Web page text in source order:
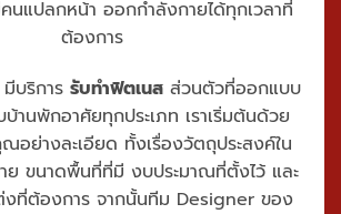
นแปลกหน้า ออกกำลังกายได้ทุกเวลาที่
ต้องการ
บริการ รับทำฟิตเนสส่วนตัวที่ออกแบบ
บ้านพักอาศัยทุกประเภท เราเริ่มต้นด้วย
อย่างละเอียด ทั้งเรื่องวัตถุประสงค์ใน
ย ขนาดพื้นที่ที่มี งบประมาณที่ตั้งไว้ และ
งที่ต้องการ จากนั้นทีม Designer ของ